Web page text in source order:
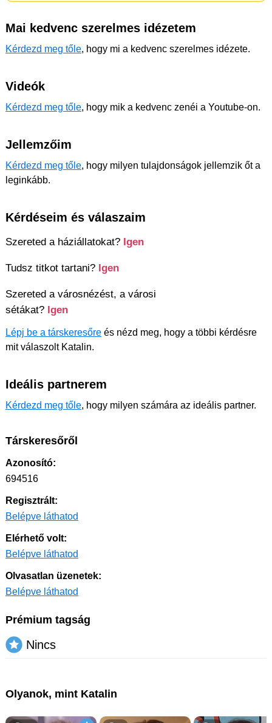
Mai kedvenc szerelmes idézetem
Kérdezd meg tőle, hogy mi a kedvenc szerelmes idézete.
Videók
Kérdezd meg tőle, hogy mik a kedvenc zenéi a Youtube-on.
Jellemzőim
Kérdezd meg tőle, hogy milyen tulajdonságok jellemzik őt a
leginkább.
Kérdéseim és válaszaim
Szereted a háziállatokat? Igen
Tudsz titkot tartani? Igen
Szereted a városnézést, a városi
sétákat? Igen
Lépj be a társkeresőre és nézd meg, hogy a többi kérdésre
mit válaszolt Katalin.
Ideális partnerem
Kérdezd meg tőle, hogy milyen számára az ideális partner.
Társkeresőről
Azonosító:
694516
Regisztrált:
Belépve láthatod
Elérhető volt:
Belépve láthatod
Olvasatlan üzenetek:
Belépve láthatod
Prémium tagság
Nincs
Olyanok, mint Katalin